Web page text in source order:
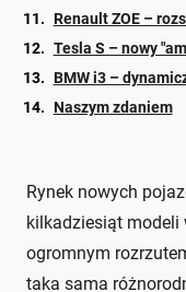
Renault ZOE –
Tesla S – nowy
BMW i3 –
Naszym zdaniem
Rynek nowych
kilkadziesiąt modeli
ogromnym
taka sama